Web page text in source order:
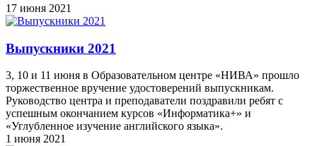
17 июня 2021
Выпускники 2021
3, 10 и 11 июня в Образовательном центре «НИВА» прошло
торжественное вручение удостоверений выпускникам.
Руководство центра и преподаватели поздравили ребят с
успешным окончанием курсов «Информатика+» и
«Углубленное изучение английского языка».
1 июня 2021